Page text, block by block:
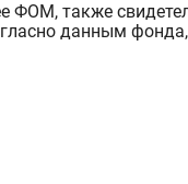
ФОМ, также
данным